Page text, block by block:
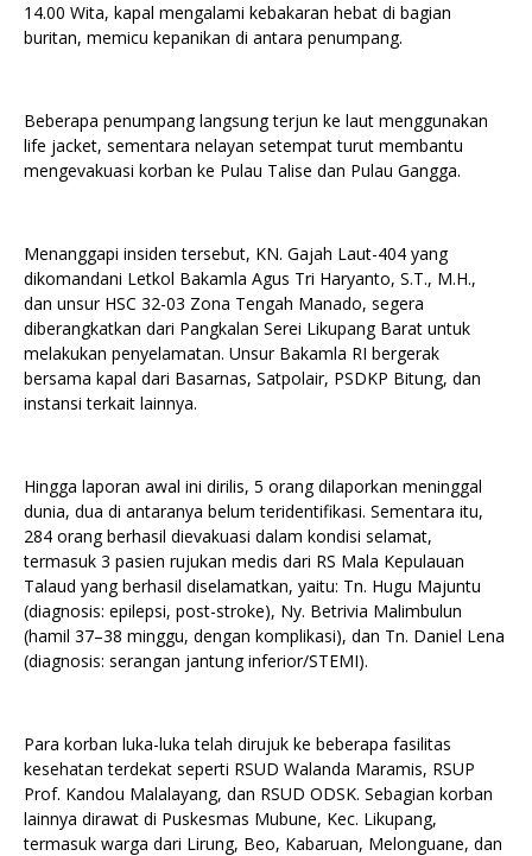
14.00 Wita, kapal mengalami kebakaran hebat di bagian
buritan, memicu kepanikan di antara penumpang.
Beberapa penumpang langsung terjun ke laut menggunakan
life jacket, sementara nelayan setempat turut membantu
mengevakuasi korban ke Pulau Talise dan Pulau Gangga.
Menanggapi insiden tersebut, KN. Gajah Laut-404 yang
dikomandani Letkol Bakamla Agus Tri Haryanto, S.T., M.H.,
dan unsur HSC 32-03 Zona Tengah Manado, segera
diberangkatkan dari Pangkalan Serei Likupang Barat untuk
melakukan penyelamatan. Unsur Bakamla RI bergerak
bersama kapal dari Basarnas, Satpolair, PSDKP Bitung, dan
instansi terkait lainnya.
Hingga laporan awal ini dirilis, 5 orang dilaporkan meninggal
dunia, dua di antaranya belum teridentifikasi. Sementara itu,
284 orang berhasil dievakuasi dalam kondisi selamat,
termasuk 3 pasien rujukan medis dari RS Mala Kepulauan
Talaud yang berhasil diselamatkan, yaitu: Tn. Hugu Majuntu
(diagnosis: epilepsi, post-stroke), Ny. Betrivia Malimbulun
(hamil 37–38 minggu, dengan komplikasi), dan Tn. Daniel Lena
(diagnosis: serangan jantung inferior/STEMI).
Para korban luka-luka telah dirujuk ke beberapa fasilitas
kesehatan terdekat seperti RSUD Walanda Maramis, RSUP
Prof. Kandou Malalayang, dan RSUD ODSK. Sebagian korban
lainnya dirawat di Puskesmas Mubune, Kec. Likupang,
termasuk warga dari Lirung, Beo, Kabaruan, Melonguane, dan